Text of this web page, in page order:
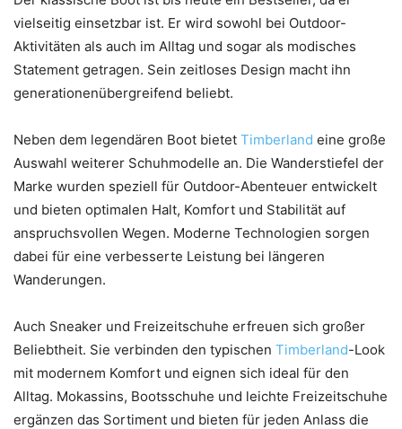
vielseitig einsetzbar ist. Er wird sowohl bei Outdoor-
Aktivitäten als auch im Alltag und sogar als modisches
Statement getragen. Sein zeitloses Design macht ihn
generationenübergreifend beliebt.
Neben dem legendären Boot bietet Timberland eine große
Auswahl weiterer Schuhmodelle an. Die Wanderstiefel der
Marke wurden speziell für Outdoor-Abenteuer entwickelt
und bieten optimalen Halt, Komfort und Stabilität auf
anspruchsvollen Wegen. Moderne Technologien sorgen
dabei für eine verbesserte Leistung bei längeren
Wanderungen.
Auch Sneaker und Freizeitschuhe erfreuen sich großer
Beliebtheit. Sie verbinden den typischen Timberland-Look
mit modernem Komfort und eignen sich ideal für den
Alltag. Mokassins, Bootsschuhe und leichte Freizeitschuhe
ergänzen das Sortiment und bieten für jeden Anlass die